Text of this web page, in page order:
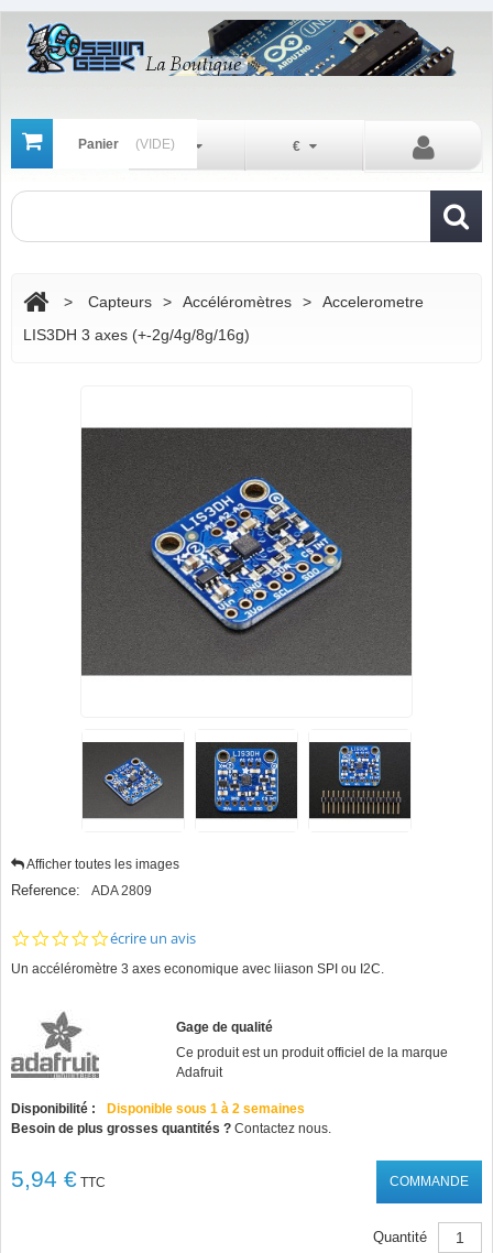
Panier (VIDE) €
Fr
> Capteurs > Accéléromètres >
Accelerometre
LIS3DH 3 axes (+-2g/4g/8g/16g)
Afficher toutes les images
Reference: ADA 2809
0.0
rating
écrire un avis
Un accéléromètre 3 axes economique avec liiason SPI ou I2C.
Gage de qualité
Ce produit est un produit officiel de la marque
Adafruit
Disponibilité :
Disponible sous 1 à 2 semaines
Besoin de plus grosses quantités ?Contactez nous.
5,94 € TTC COMMANDE
Quantité